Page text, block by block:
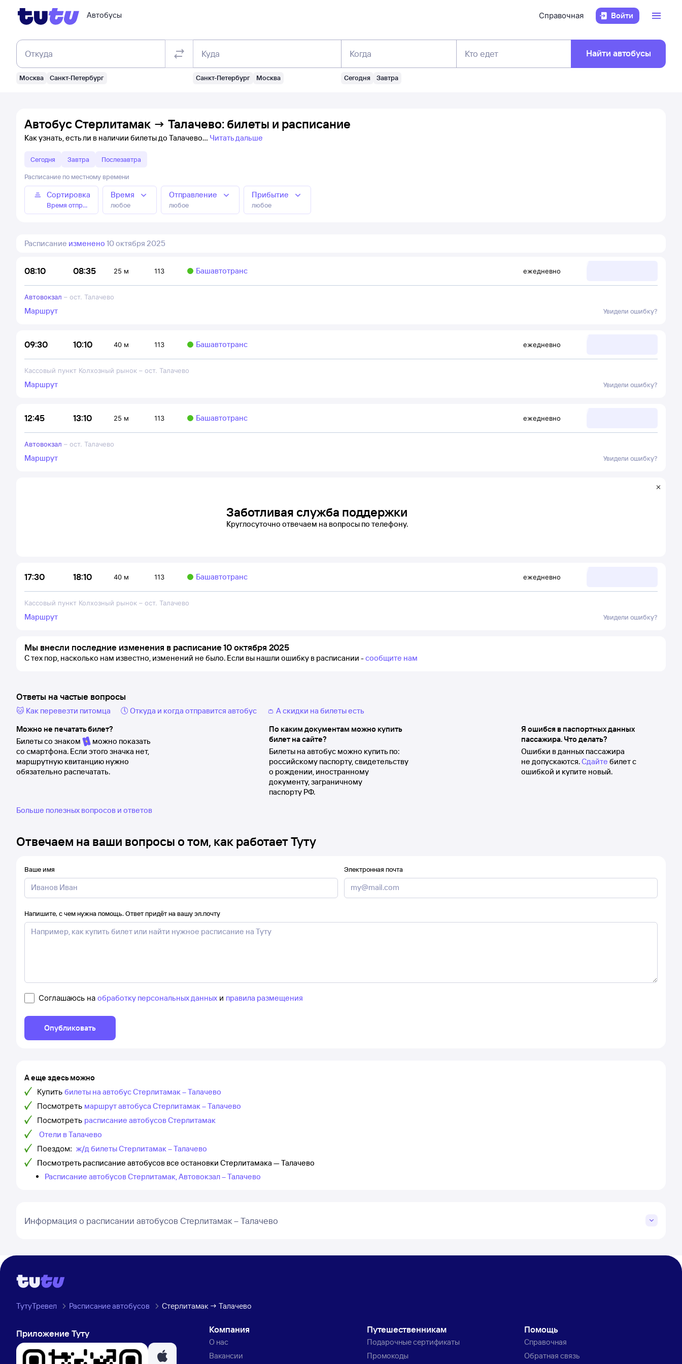
Автобусы Справочная Войти
Откуда
Москва Санкт-Петербург
Куда
Санкт-Петербург Москва
Когда
Сегодня Завтра
Кто едет Найти автобусы
Автобус Стерлитамак → Талачево: билеты и расписание
Как узнать, есть ли в наличии билеты до Талачево Читать дальше
Сегодня Завтра Послезавтра
Расписание по местному времени
Сортировка
Время отправления
Время
любое
Отправление
любое
Прибытие
любое
Расписание изменено 10 октября 2025
08:10 08:35 25 м 113 Башавтотранс ежедневно
Автовокзал – ост. Талачево
Маршрут Увидели ошибку?
09:30 10:10 40 м 113 Башавтотранс ежедневно
Кассовый пункт Колхозный рынок – ост. Талачево
Маршрут Увидели ошибку?
12:45 13:10 25 м 113 Башавтотранс ежедневно
Автовокзал – ост. Талачево
Маршрут Увидели ошибку?
Заботливая служба поддержки
Круглосуточно отвечаем на вопросы по телефону.
17:30 18:10 40 м 113 Башавтотранс ежедневно
Кассовый пункт Колхозный рынок – ост. Талачево
Маршрут Увидели ошибку?
Мы внесли последние изменения в расписание 10 октября 2025
С тех пор, насколько нам известно, изменений не было. Если вы нашли ошибку в расписании -сообщите нам
Ответы на частые вопросы
🐱 Как перевезти питомца 🕔 Откуда и когда отправится автобус
👛 А скидки на билеты есть
Можно не печатать билет?
Билеты со знаком
можно показать
со смартфона. Если этого значка нет,
маршрутную квитанцию нужно
обязательно распечатать.
По каким документам можно купить
билет на сайте?
Билеты на автобус можно купить по:
российскому паспорту, свидетельству
о рождении, иностранному
документу, заграничному
паспорту РФ.
Я ошибся в паспортных данных
пассажира. Что делать?
Ошибки в данных пассажира
не допускаются.Сдайте билет с
ошибкой и купите новый.
Больше полезных вопросов и ответов
Отвечаем на ваши вопросы о том, как работает Туту
Ваше имя Электронная почта
Напишите, с чем нужна помощь. Ответ придёт на вашу эл.почту
Соглашаюсь на обработку персональных данных и правила размещения
Опубликовать
А еще здесь можно
Купить билеты на автобус Стерлитамак – Талачево
Посмотреть маршрут автобуса Стерлитамак – Талачево
Посмотреть расписание автобусов Стерлитамак
Отели в Талачево
Поездом: ж/д билеты Стерлитамак – Талачево
Посмотреть расписание автобусов все остановки Стерлитамака — Талачево
Расписание автобусов Стерлитамак, Автовокзал – Талачево
Информация о расписании автобусов Стерлитамак – Талачево
ТутуТревел Расписание автобусов Стерлитамак → Талачево
Приложение Туту Компания
О нас
Вакансии
Путешественникам
Подарочные сертификаты
Промокоды
Помощь
Справочная
Обратная связь